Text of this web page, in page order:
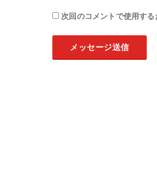
次回のコメントで使用す